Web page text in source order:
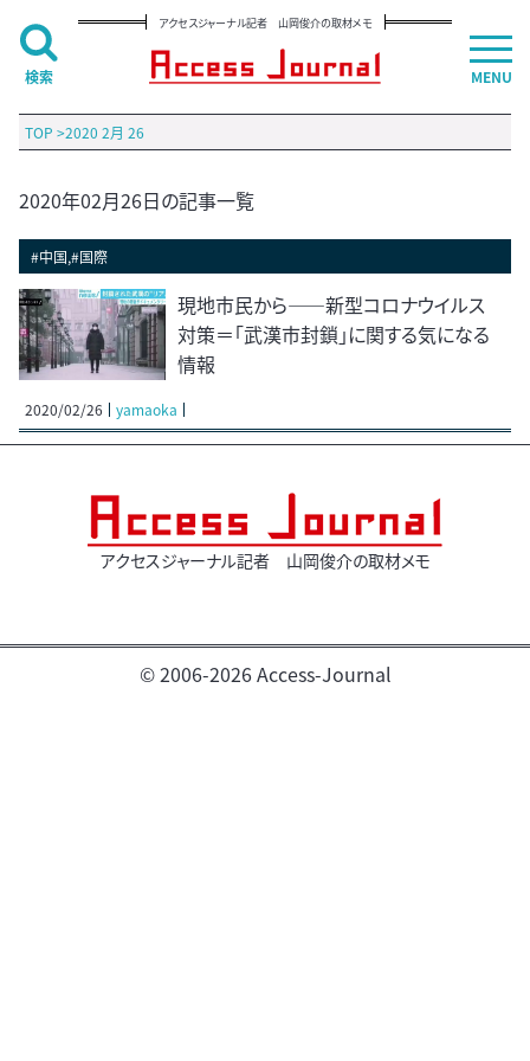
アクセスジャーナル記者 山岡俊介の取材メモ
TOP >2020 2月 26
2020年02月26日の記事一覧
#中国,#国際
現地市民から――新型コロナウイルス
対策＝「武漢市封鎖」に関する気になる
情報
2020/02/26 yamaoka
アクセスジャーナル記者 山岡俊介の取材メモ
© 2006-2026 Access-Journal
MENU
検索